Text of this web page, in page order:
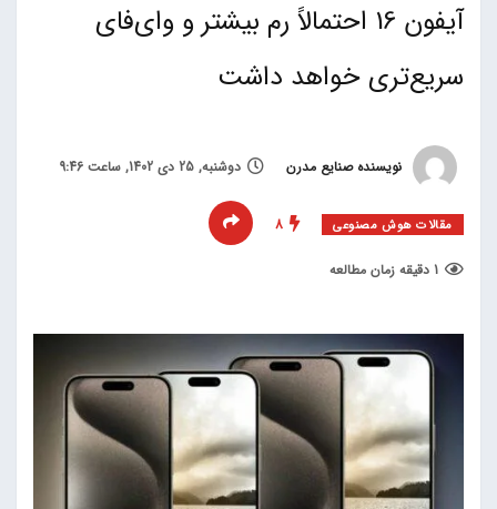
آیفون 16 احتمالاً رم بیشتر و وای‌فای
سریع‌تری خواهد داشت
نویسنده صنایع مدرن دوشنبه, 25 دی 1402, ساعت 9:46
مقالات هوش مصنوعی 8
1 دقیقه زمان مطالعه